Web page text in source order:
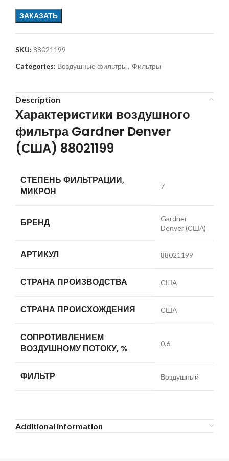
ЗАКАЗАТЬ
SKU: 88021199
Categories: Воздушные фильтры, Фильтры
Description
Характеристики воздушного
фильтра Gardner Denver
(США) 88021199
СТЕПЕНЬ ФИЛЬТРАЦИИ,
МИКРОН
7
БРЕНД
Gardner
Denver (США)
АРТИКУЛ 88021199
СТРАНА ПРОИЗВОДСТВА США
СТРАНА ПРОИСХОЖДЕНИЯ США
СОПРОТИВЛЕНИЕМ
ВОЗДУШНОМУ ПОТОКУ, %
0.6
ФИЛЬТР Воздушный
Additional information